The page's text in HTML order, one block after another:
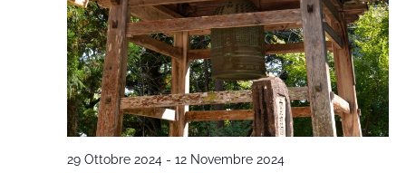
29 Ottobre 2024- 12 Novembre 2024